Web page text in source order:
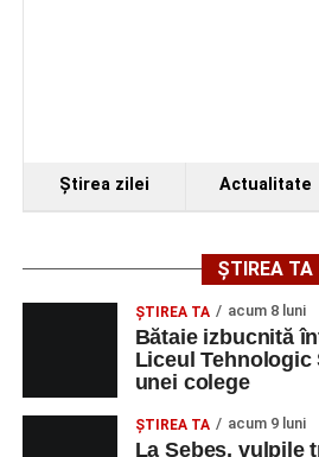
Ştirea zilei Actualitate
ȘTIREA TA
ŞTIREA TA acum 8 luni
Bătaie izbucnită
Liceul Tehnologic
unei colege
ŞTIREA TA acum 9 luni
La Sebeș, vulpile